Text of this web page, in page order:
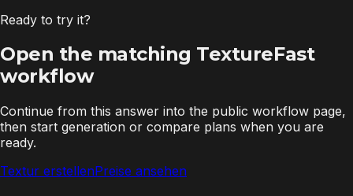
Ready to try it?
Open the matching TextureFast
workflow
Continue from this answer into the public workflow page,
then start generation or compare plans when you are
ready.
Textur erstellenPreise ansehen